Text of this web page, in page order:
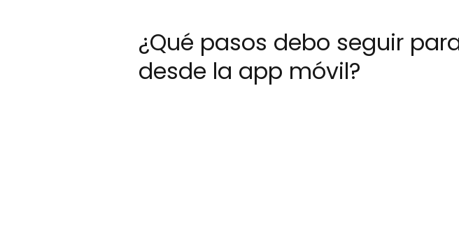
¿Qué pasos debo seguir
desde la app móvil?